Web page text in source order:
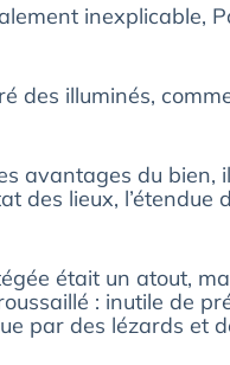
inexplicable,
des illuminés,
avantages du bien,
des lieux, l’étendue
était un atout,
: inutile de
par des lézards et